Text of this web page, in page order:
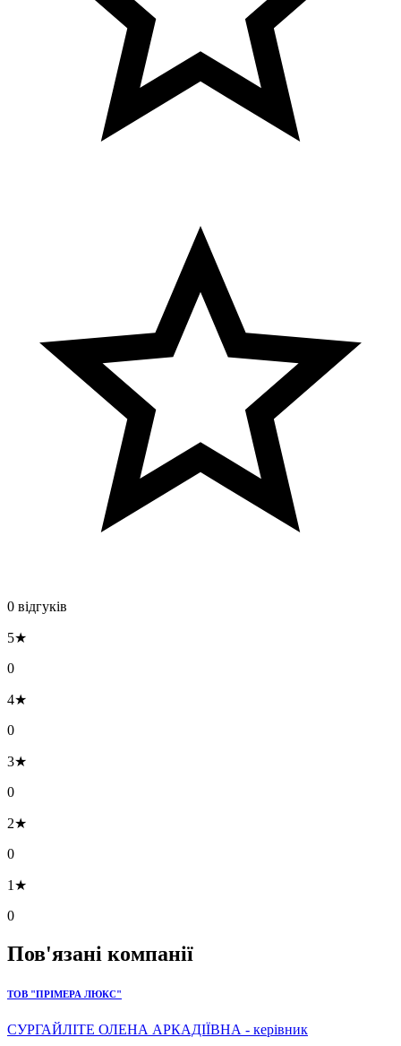
0 відгуків
5★
0
4★
0
3★
0
2★
0
1★
0
Пов'язані компанії
ТОВ "ПРІМЕРА ЛЮКС"
СУРГАЙЛІТЕ ОЛЕНА АРКАДІЇВНА - керівник